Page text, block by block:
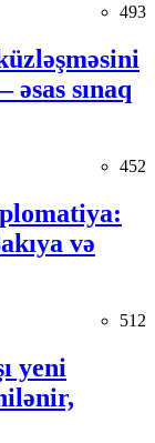
493
sınaq
452
və
512
yeni